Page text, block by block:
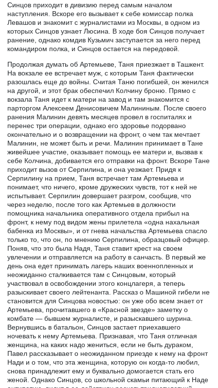
Синцов приходит в дивизию перед самым началом
наступления. Вскоре его вызывает к себе комиссар полка
Левашов и знакомит с журналистами из Москвы, в одном из
которых Синцов узнает Люсина. В ходе боя Синцов получает
ранение, однако комдив Кузьмич заступается за него перед
командиром полка, и Синцов остается на передовой.
Продолжая думать об Артемьеве, Таня приезжает в Ташкент.
На вокзале ее встречает муж, с которым Таня фактически
разошлась еще до войны. Считая Таню погибшей, он женился
на другой, и этот брак обеспечил Колчину броню. Прямо с
вокзала Таня идет к матери на завод и там знакомится с
парторгом Алексеем Денисовичем Малининым. После своего
ранения Малинин девять месяцев провел в госпиталях и
перенес три операции, однако его здоровье подорвано
окончательно и о возвращении на фронт, о чем так мечтает
Малинин, не может быть и речи. Малинин принимает в Тане
живейшее участие, оказывает помощь ее матери и, вызвав к
себе Колчина, добивается его отправки на фронт. Вскоре Тане
приходит вызов от Серпилина, и она уезжает. Придя к
Серпилину на прием, Таня встречает там Артемьева и
понимает, что ничего, кроме дружеских чувств, тот к ней не
испытывает. Серпилин довершает разгром, сообщив, что
через неделю, после того как Артемьев в должности
помощника начальника оперативного отдела прибыл на
фронт, к нему под видом жены прилетела «одна нахальная
бабенка из Москвы», и от гнева начальства Артемьева спасло
только то, что он, по мнению Серпилина, образцовый офицер.
Поняв, что это была Надя, Таня ставит крест на своем
увлечении и отправляется на работу в санчасть. В первый же
день она едет принимать лагерь наших военнопленных и
неожиданно сталкивается там с Синцовым, который
участвовал в освобождении этого концлагеря, а теперь
разыскивает своего лейтенанта. Рассказ о Машиной гибели не
становится для Синцова новостью: он уже обо всем знает от
Артемьева, прочитавшего в «Красной звезде» заметку о
комбате — бывшем журналисте, и разыскавшего шурина.
Вернувшись в батальон, Синцов застает приехавшего
ночевать к нему Артемьева. Признавая, что Таня отличная
женщина, на каких надо жениться, если не быть дураком,
Павел рассказывает о неожиданном приезде к нему на фронт
Нади и о том, что эта женщина, которую он когда-то любил,
снова принадлежит ему и буквально домогается стать его
женой. Однако Синцов, со школьной скамьи питающий к Наде